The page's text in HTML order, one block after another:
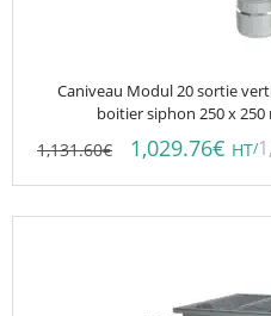
Caniveau Modul 20 sortie
boitier siphon 250 x
1,131.60€ 1,029.76€ HT/